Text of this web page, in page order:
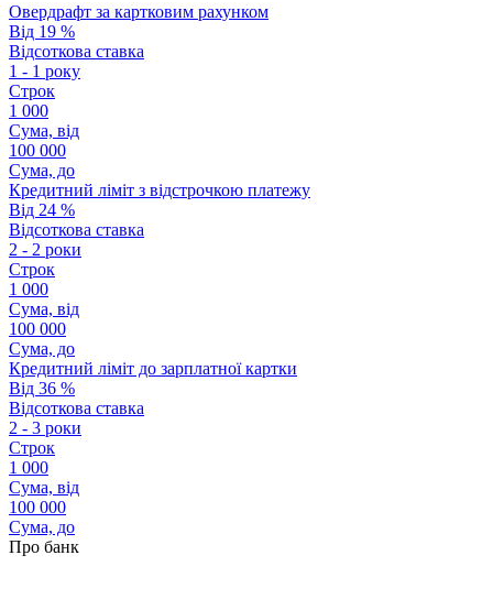
Овердрафт за картковим рахунком
Від 19 %
Відсоткова ставка
1 - 1 року
Строк
1 000
Сума, від
100 000
Сума, до
Кредитний ліміт з відстрочкою платежу
Від 24 %
Відсоткова ставка
2 - 2 роки
Строк
1 000
Сума, від
100 000
Сума, до
Кредитний ліміт до зарплатної картки
Від 36 %
Відсоткова ставка
2 - 3 роки
Строк
1 000
Сума, від
100 000
Сума, до
Про банк